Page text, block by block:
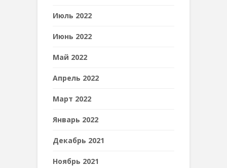
Июль 2022
Июнь 2022
Май 2022
Апрель 2022
Март 2022
Январь 2022
Декабрь 2021
Ноябрь 2021